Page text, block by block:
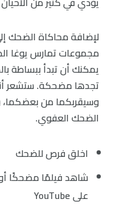
لإضافة محاكاة الضحك
مجموعات تمارس يوغا
يمكنك أن تبدأ ببساطة
تجدها مضحكة. ستشعر
وسيقربكما من
الضحك العفوي.
اخلق فرص للضحك
شاهد فيلمًا مضحكًا أو
على YouTube